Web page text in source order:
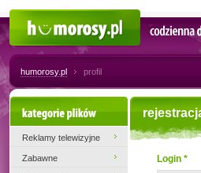
Codzienna
humorosy.pl profil
Login *
Kategorie plików
Reklamy telewizyjne
Zabawne